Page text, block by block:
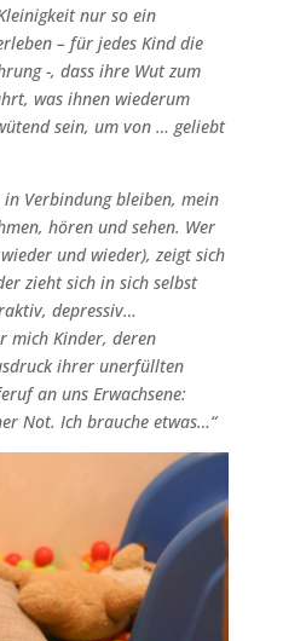
nur so ein
– für jedes Kind die
-, dass ihre Wut zum
was ihnen wiederum
sein, um von … geliebt
Verbindung bleiben, mein
hören und sehen. Wer
und wieder), zeigt sich
zieht sich in sich selbst
depressiv…
mich Kinder, deren
ihrer unerfüllten
an uns Erwachsene:
Not. Ich brauche etwas…“